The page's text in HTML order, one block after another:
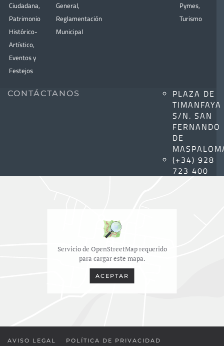
Ciudadana,
Patrimonio
Histórico-
Artístico,
Eventos y
Festejos
General,
Reglamentación
Municipal
Pymes,
Turismo
CONTÁCTANOS
PLAZA DE
TIMANFAYA
S/N. SAN
FERNANDO
DE
(+34) 928
723 400
Servicio de OpenStreetMap requerido
para cargar este mapa.
ACEPTAR
AVISO LEGAL
POLÍTICA DE PRIVACIDAD